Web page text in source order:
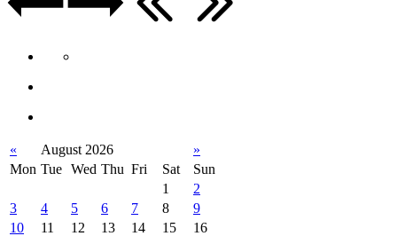
« August 2026
»
Mon Tue Wed Thu Fri Sat
Sun
1
2
3
4 5 6 7 8
9
10
11 12 13 14 15
16